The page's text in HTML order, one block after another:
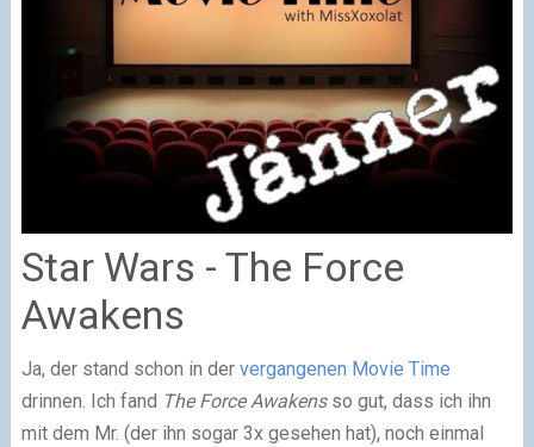
Star Wars - The Force
Awakens
Ja, der stand schon in der vergangenen Movie Time
drinnen. Ich fand The Force Awakensso gut, dass ich ihn
mit dem Mr. (der ihn sogar 3x gesehen hat), noch einmal